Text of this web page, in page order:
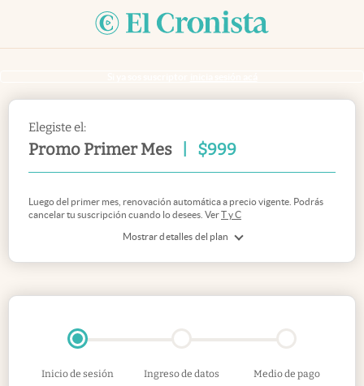
Elegiste el:
Promo Primer Mes $999
Mostrar detalles del plan
Luego del primer mes, renovación automática a precio vigente. Podrás
cancelar tu suscripción cuando lo desees. VerT y C
Inicio de sesión Ingreso de datos Medio de pago